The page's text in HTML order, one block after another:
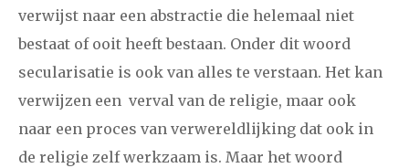
verwijst naar een abstractie die helemaal niet
bestaat of ooit heeft bestaan. Onder dit woord
secularisatie is ook van alles te verstaan. Het kan
verwijzen een verval van de religie, maar ook
naar een proces van verwereldlijking dat ook in
de religie zelf werkzaam is. Maar het woord